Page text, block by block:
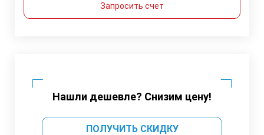
Запросить счет
Нашли дешевле? Снизим цену!
ПОЛУЧИТЬ СКИДКУ